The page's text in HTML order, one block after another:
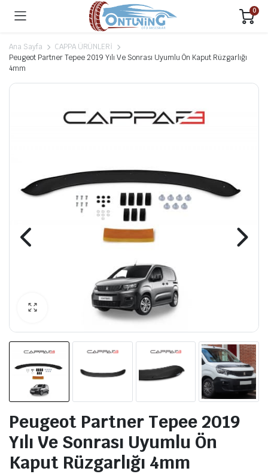
0
Ana Sayfa
CAPPA ÜRÜNLERİ
Peugeot Partner Tepee 2019 Yılı Ve Sonrası Uyumlu Ön Kaput Rüzgarlığı
4mm
Peugeot Partner Tepee 2019
Yılı Ve Sonrası Uyumlu Ön
Kaput Rüzgarlığı 4mm